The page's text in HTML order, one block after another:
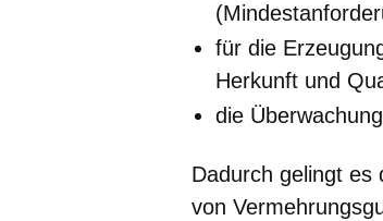
für die
Herkunft und
die
Dadurch gelingt es
von